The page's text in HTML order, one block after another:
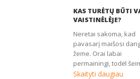
KAS TURĖTŲ BŪTI
VAISTINĖLĖJE?
Neretai sakoma, kad
pavasarį maišosi
žeme. Orai labai
permainingi, todėl
kuriose yra vaikų,
Skaityti daugiau